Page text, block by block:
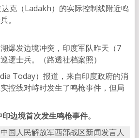
克（Ladakh）的实际控制线附近鸣
。
爆发边境冲突，印度军队昨天（7
逻士兵。（路透社档案照）
Today）报道，来自印度政府的消
控线对峙时发生了鸣枪事件，但局
边境首次发生鸣枪事件。
国人民解放军西部战区新闻发言人